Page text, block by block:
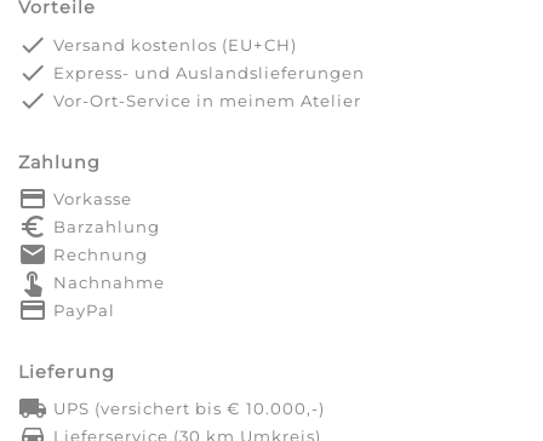
Vorteile
done Versand kostenlos (EU+CH)
done Express- und Auslandslieferungen
done Vor-Ort-Service in meinem Atelier
Zahlung
payment Vorkasse
euro_symbol Barzahlung
markunread Rechnung
touch_app Nachnahme
credit_card PayPal
Lieferung
local_shipping UPS (versichert bis € 10.000,-)
Lieferservice (30 km Umkreis)